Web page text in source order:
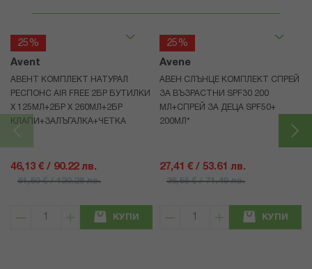
25%
Avent
АВЕНТ КОМПЛЕКТ НАТУРАЛ
РЕСПОНС AIR FREE 2БР БУТИЛКИ
Х 125МЛ+2БР Х 260МЛ+2БР
КЛАПИ+ЗАЛЪГАЛКА+ЧЕТКА
46,13 € / 90.22 лв.
61,50 € / 120.28 лв.
КУПИ
25%
Avene
АВЕН СЛЪНЦЕ КОМПЛЕКТ СПРЕЙ
ЗА ВЪЗРАСТНИ SPF30 200
МЛ+СПРЕЙ ЗА ДЕЦА SPF50+
200МЛ*
27,41 € / 53.61 лв.
36,55 € / 71.49 лв.
КУПИ